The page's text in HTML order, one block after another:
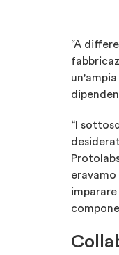
“A
“I